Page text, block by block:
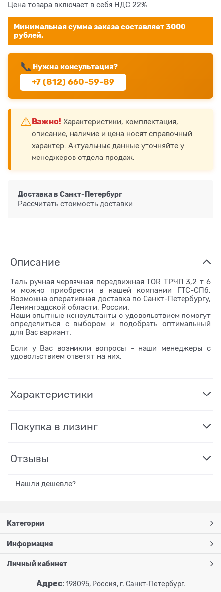
Цена товара включает в себя НДС 22%
Минимальная сумма заказа составляет 3000
рублей.
📞 Нужна консультация?
+7 (812) 660-59-89
⚠️Важно! Характеристики, комплектация,
описание, наличие и цена носят справочный
характер. Актуальные данные уточняйте у
менеджеров отдела продаж.
Доставка в Санкт-Петербург
Рассчитать стоимость доставки
Описание
Таль ручная червячная передвижная TOR ТРЧП 3,2 т 6
м можно приобрести в нашей компании ГТС-СПб.
Возможна оперативная доставка по Санкт-Петербургу,
Ленинградской области, России.
Наши опытные консультанты с удовольствием помогут
определиться с выбором и подобрать оптимальный
для Вас вариант.
Если у Вас возникли вопросы - наши менеджеры с
удовольствием ответят на них.
Характеристики
Покупка в лизинг
Отзывы
Нашли дешевле?
Категории
Информация
Личный кабинет
Адрес: 198095, Россия, г. Санкт-Петербург,